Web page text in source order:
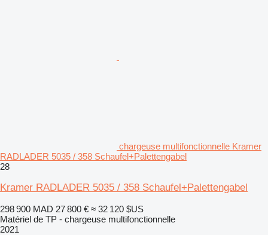
chargeuse multifonctionnelle Kramer
RADLADER 5035 / 358 Schaufel+Palettengabel
28
Kramer RADLADER 5035 / 358 Schaufel+Palettengabel
298 900 MAD 27 800 € ≈ 32 120 $US
Matériel de TP - chargeuse multifonctionnelle
2021